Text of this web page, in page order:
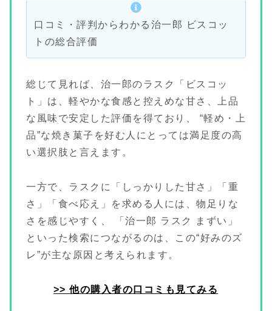
口コミ・評判からわかる治一郎 ビスコッ
トの総合評価
総じて見れば、治一郎のラスク「ビスコッ
ト」は、軽やかな食感と控えめな甘さ、上品
な風味で安定した評価を得ており、 “軽め・上
品”な焼き菓子を好む人にとっては満足度の高
い選択肢と言えます。
一方で、ラスクに「しっかりした甘さ」「重
さ」「食べ応え」を求める人には、物足りな
さを感じやすく、 「治一郎 ラスク まずい」
といった検索につながるのは、この“好みのズ
レ”が主な原因と考えられます。
>> 他の購入者の口コミも見てみる